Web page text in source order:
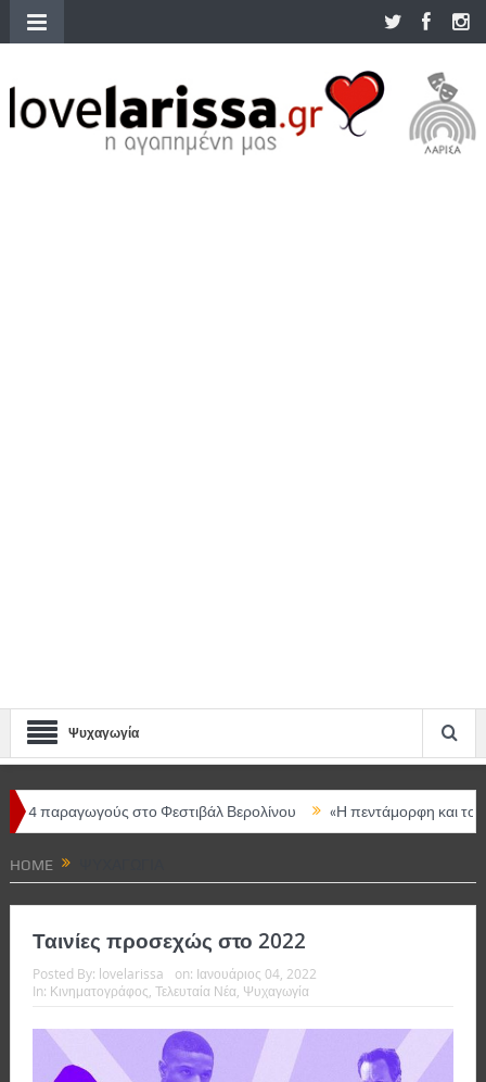
Ψυχαγωγία
στο Φεστιβάλ Βερολίνου «Η πεντάμορφη και το τέρας – The
HOME
Ταινίες προσεχώς στο 2022
Posted By: lovelarissa on: Ιανουάριος 04, 2022
In: Κινηματογράφος, Τελευταία Νέα, Ψυχαγωγία